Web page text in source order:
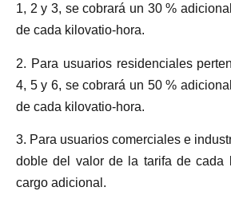
1, 2 y 3, se cobrará un 30 %
de cada kilovatio-hora.
2. Para usuarios residenciales
4, 5 y 6, se cobrará un 50 %
de cada kilovatio-hora.
3. Para usuarios comerciales e
doble del valor de la tarifa de cada
cargo adicional.